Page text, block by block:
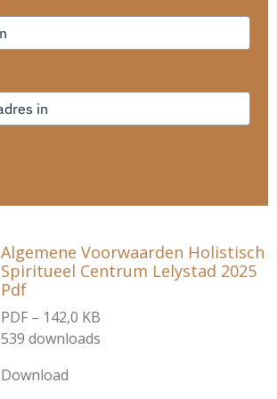
Algemene Voorwaarden Holistisch
Spiritueel Centrum Lelystad 2025
Pdf
PDF – 142,0 KB
539 downloads
Download